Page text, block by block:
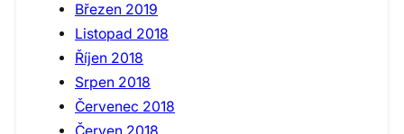
Březen 2019
Listopad 2018
Říjen 2018
Srpen 2018
Červenec 2018